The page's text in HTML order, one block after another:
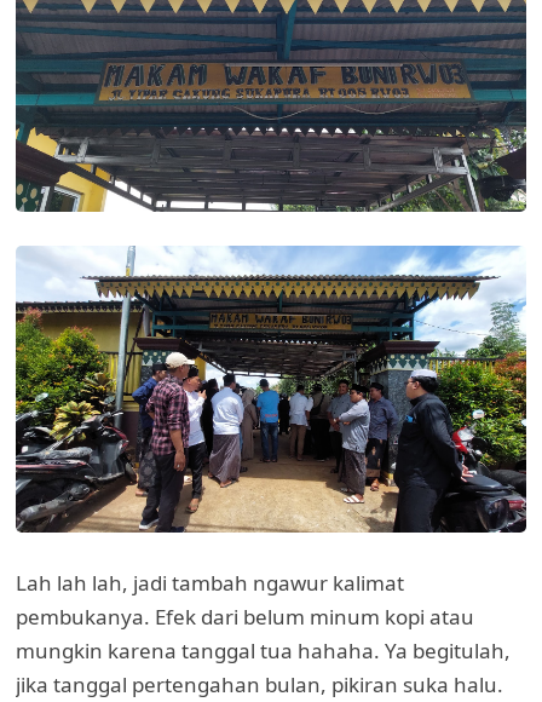
Lah lah lah, jadi tambah ngawur kalimat
pembukanya. Efek dari belum minum kopi atau
mungkin karena tanggal tua hahaha. Ya begitulah,
jika tanggal pertengahan bulan, pikiran suka halu.